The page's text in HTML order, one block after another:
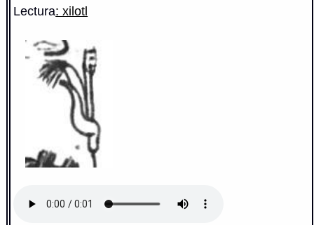
Lectura: xilotl